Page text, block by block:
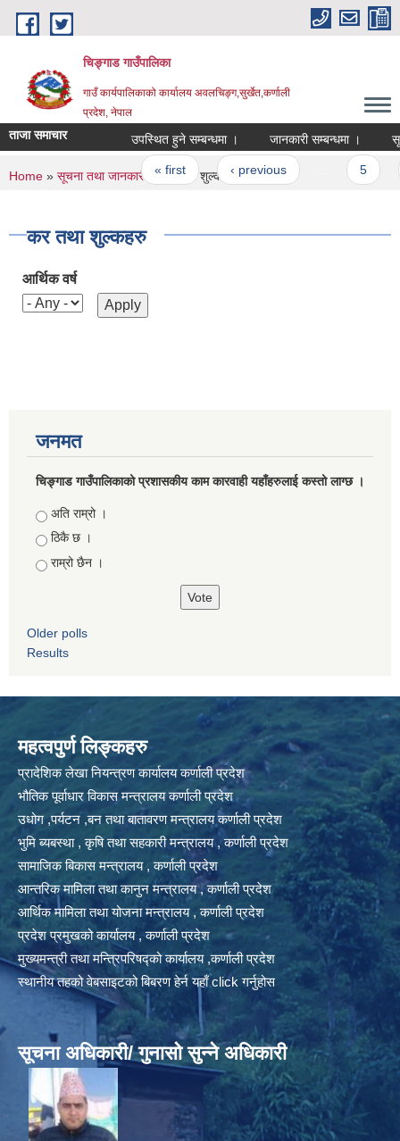
Skip to main content
चिङ्गाड गाउँपालिका
गाउँ कार्यपालिकाको कार्यालय अवलचिङ्ग,सुर्खेत,कर्णाली
प्रदेश, नेपाल
ताजा समाचार उपस्थित हुने सम्बन्धमा । जानकारी सम्बन्धमा ।
Pages
« first ‹ previous
You are here
Home » सूचना तथा जानकारी » कर तथा शुल्कहरु
कर तथा शुल्कहरु
आर्थिक वर्ष
जनमत
चिङ्गाड गाउँपालिकाको प्रशासकीय काम कारवाही यहाँहरुलाई कस्तो लाग्छ ।
Choices
अति राम्रो ।
ठिकै छ ।
राम्रो छैन ।
Older polls
Results
महत्वपुर्ण लिङ्कहरु
प्रादेशिक लेखा नियन्त्रण कार्यालय कर्णाली प्रदेश
भौतिक पूर्वाधार विकास मन्त्रालय कर्णाली प्रदेश
उधोग ,पर्यटन ,बन तथा बातावरण मन्त्रालय कर्णाली प्रदेश
भुमि ब्यबस्था , कृषि तथा सहकारी मन्त्रालय , कर्णाली प्रदेश
सामाजिक बिकास मन्त्रालय , कर्णाली प्रदेश
आन्तरिक मामिला तथा कानुन मन्त्रालय , कर्णाली प्रदेश
आर्थिक मामिला तथा योजना मन्त्रालय , कर्णाली प्रदेश
प्रदेश प्रमुखको कार्यालय , कर्णाली प्रदेश
मुख्यमन्त्री तथा मन्त्रिपरिषद्को कार्यालय ,कर्णाली प्रदेश
स्थानीय तहको वेबसाइटको बिबरण हेर्न यहाँ click गर्नुहोस
सूचना अधिकारी/ गुनासो सुन्ने अधिकारी